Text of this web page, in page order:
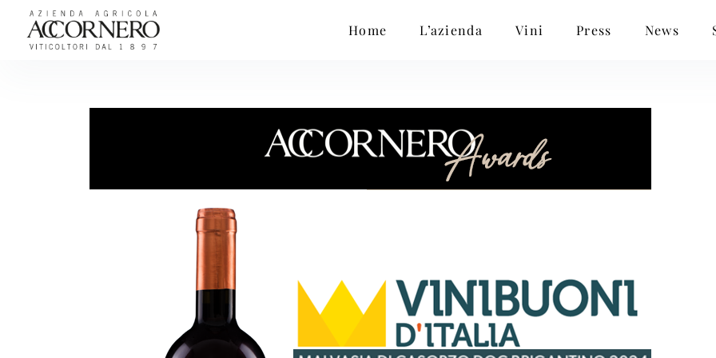
Home L’azienda Vini Press News